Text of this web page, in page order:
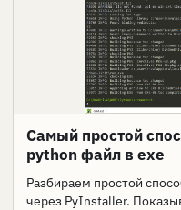
Самый простой
python файл в exe
Разбираем простой
через PyInstaller.